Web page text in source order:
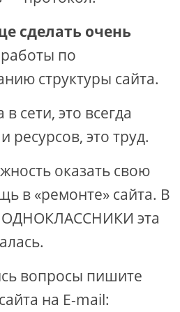
сделать очень
по
структуры сайта.
сети, это всегда
ресурсов, это труд.
оказать свою
в «ремонте» сайта. В
ОДНОКЛАССНИКИ эта
вопросы пишите
на E-mail: